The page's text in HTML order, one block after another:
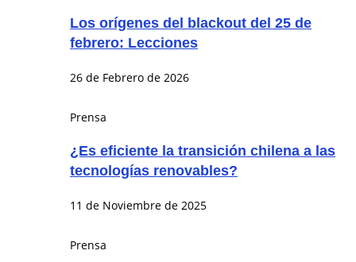
Los orígenes del blackout del 25 de
febrero: Lecciones
26 de Febrero de 2026
Prensa
¿Es eficiente la transición chilena a las
tecnologías renovables?
11 de Noviembre de 2025
Prensa